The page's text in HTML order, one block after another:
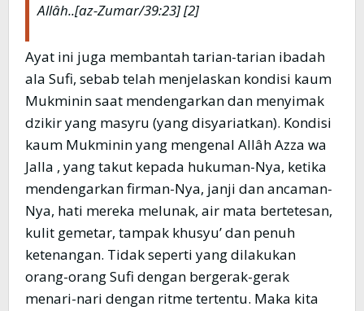
Allâh..[az-Zumar/39:23] [2]
Ayat ini juga membantah tarian-tarian ibadah
ala Sufi, sebab telah menjelaskan kondisi kaum
Mukminin saat mendengarkan dan menyimak
dzikir yang masyru (yang disyariatkan). Kondisi
kaum Mukminin yang mengenal Allâh Azza wa
Jalla , yang takut kepada hukuman-Nya, ketika
mendengarkan firman-Nya, janji dan ancaman-
Nya, hati mereka melunak, air mata bertetesan,
kulit gemetar, tampak khusyu’ dan penuh
ketenangan. Tidak seperti yang dilakukan
orang-orang Sufi dengan bergerak-gerak
menari-nari dengan ritme tertentu. Maka kita